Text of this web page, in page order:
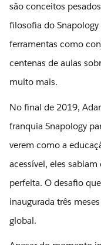
são conceitos
filosofia do
ferramentas como
centenas de aulas
muito mais.
No final de 2019,
franquia Snapology
verem como a
acessível, eles
perfeita. O desafio
inaugurada três
global.